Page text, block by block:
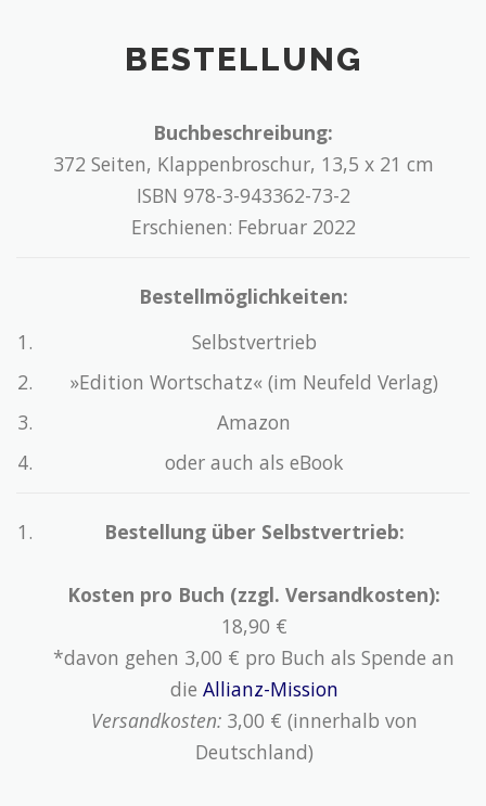
BESTELLUNG
Buchbeschreibung:
372 Seiten, Klappenbroschur, 13,5 x 21 cm
ISBN 978-3-943362-73-2
Erschienen: Februar 2022
Bestellmöglichkeiten:
Selbstvertrieb
»Edition Wortschatz« (im Neufeld Verlag)
Amazon
oder auch als eBook
Bestellung über Selbstvertrieb:
Kosten pro Buch (zzgl. Versandkosten):
18,90 €
*davon gehen 3,00 € pro Buch als Spende an
die Allianz-Mission
Versandkosten:3,00 € (innerhalb von
Deutschland)